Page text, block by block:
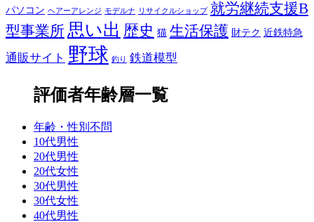
パソコン ヘアーアレンジ モデルナ リサイクルショップ 就労継続支援B
型事業所 思い出 歴史 猫 生活保護 財テク 近鉄特急
通販サイト 野球 釣り 鉄道模型
評価者年齢層一覧
年齢・性別不問
10代男性
20代男性
20代女性
30代男性
30代女性
40代男性